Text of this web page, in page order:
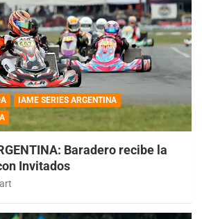
IAME SERIES ARGENTINA
Baradero recibe la
Invitados